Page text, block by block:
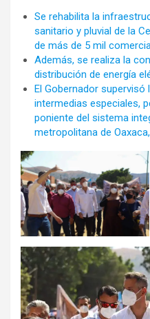
Se rehabilita la
sanitario y pluvial de la
de más de 5 mil
Además, se realiza la
distribución de energía
El Gobernador
intermedias especiales,
poniente del sistema
metropolitana de